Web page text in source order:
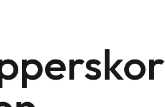
till nyfödd
till pappa
Födelsedagspresenter